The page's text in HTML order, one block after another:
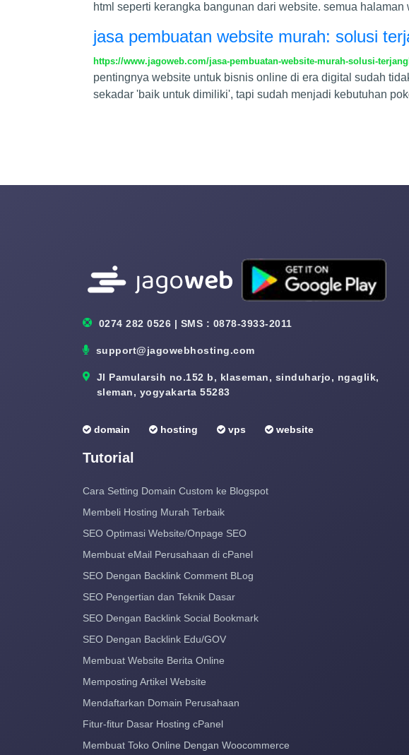
html seperti kerangka bangunan dari website. semua
jasa pembuatan website murah: solusi
https://www.jagoweb.com/jasa-pembuatan-website-murah-solusi-
pentingnya website untuk bisnis online di era digital sudah
sekadar 'baik untuk dimiliki', tapi sudah menjadi kebutuhan
0274 282 0526 | SMS : 0878-3933-2011
support@jagowebhosting.com
Jl Pamularsih no.152 b, klaseman, sinduharjo, ngaglik,
sleman, yogyakarta 55283
domain hosting vps website
Tutorial
Cara Setting Domain Custom ke Blogspot
Membeli Hosting Murah Terbaik
SEO Optimasi Website/Onpage SEO
Membuat eMail Perusahaan di cPanel
SEO Dengan Backlink Comment BLog
SEO Pengertian dan Teknik Dasar
SEO Dengan Backlink Social Bookmark
SEO Dengan Backlink Edu/GOV
Membuat Website Berita Online
Memposting Artikel Website
Mendaftarkan Domain Perusahaan
Fitur-fitur Dasar Hosting cPanel
Membuat Toko Online Dengan Woocommerce